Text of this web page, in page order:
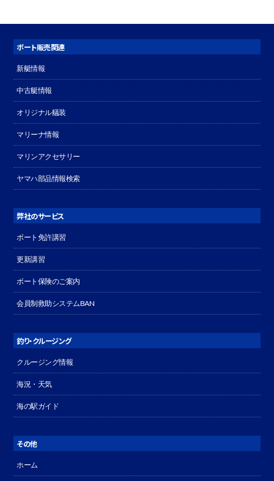
ボート販売関連
新艇情報
中古艇情報
オリジナル艤装
マリーナ情報
マリンアクセサリー
ヤマハ部品情報検索
弊社のサービス
ボート免許講習
更新講習
ボート保険のご案内
会員制救助システムBAN
釣り・クルージング
クルージング情報
海況・天気
海の駅ガイド
その他
ホーム